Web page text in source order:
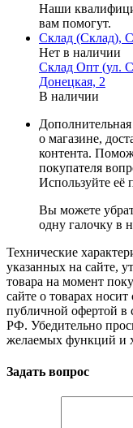
Наши
вам помогут.
Склад (Склад),
Нет в наличии
Склад Опт (ул.
Донецкая, 2
В наличии
о магазине,
контента.
покупателя
Используйте её
Вы можете
одну галочку в
Технические
указанных на сайте,
товара на момент
сайте о товарах
публичной офертой в
РФ. Убедительно
желаемых функций и
Задать вопрос